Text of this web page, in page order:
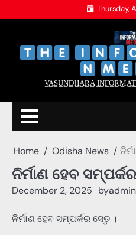
to
Thursday,
V̲A̲S̲U̲N̲D̲H̲A̲R̲A̲
Home Odisha News
ନିର୍ମାଣ ହେବ
December 2, 2025 byadmin
ନିର୍ମାଣ ହେବ ସମ୍ପର୍କର ସେତୁ ।